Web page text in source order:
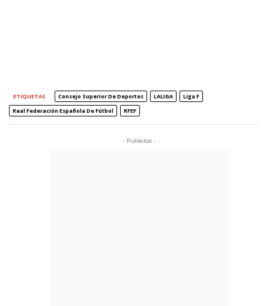
ETIQUETAS Consejo Superior De Deportes LALIGA
Liga F
Real Federación Española De Fútbol
RFEF
- Publicitat -